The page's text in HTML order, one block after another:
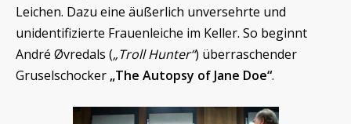
Leichen. Dazu eine äußerlich unversehrte und
unidentifizierte Frauenleiche im Keller. So beginnt
André Øvredals („Troll Hunter“) überraschender
Gruselschocker „The Autopsy of Jane Doe“.